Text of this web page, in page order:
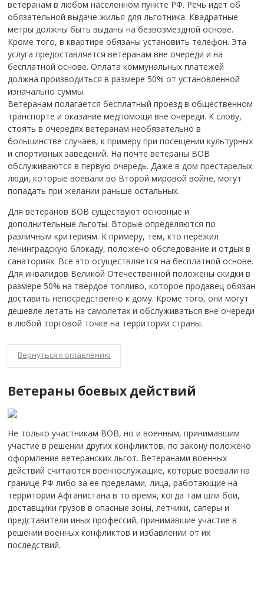
ветеранам в любом населенном пункте РФ. Речь идет об
обязательной выдаче жилья для льготника. Квадратные
метры должны быть выданы на безвозмездной основе.
Кроме того, в квартире обязаны установить телефон. Эта
услуга предоставляется ветеранам вне очереди и на
бесплатной основе. Оплата коммунальных платежей
должна производиться в размере 50% от установленной
изначально суммы.
Ветеранам полагается бесплатный проезд в общественном
транспорте и оказание медпомощи вне очереди. К слову,
стоять в очередях ветеранам необязательно в
большинстве случаев, к примеру при посещении культурных
и спортивных заведений. На почте ветераны ВОВ
обслуживаются в первую очередь. Даже в дом престарелых
люди, которые воевали во Второй мировой войне, могут
попадать при желании раньше остальных.
Для ветеранов ВОВ существуют основные и
дополнительные льготы. Вторые определяются по
различным критериям. К примеру, тем, кто пережил
ленинградскую блокаду, положено обследование и отдых в
санаториях. Все это осуществляется на бесплатной основе.
Для инвалидов Великой Отечественной положены скидки в
размере 50% на твердое топливо, которое продавец обязан
доставить непосредственно к дому. Кроме того, они могут
дешевле летать на самолетах и обслуживаться вне очереди
в любой торговой точке на территории страны.
Вернуться к оглавлению
Ветераны боевых действий
Не только участникам ВОВ, но и военным, принимавшим
участие в решении других конфликтов, по закону положено
оформление ветеранских льгот. Ветеранами военных
действий считаются военнослужащие, которые воевали на
границе РФ либо за ее пределами, лица, работающие на
территории Афганистана в то время, когда там шли бои,
доставщики грузов в опасные зоны, летчики, саперы и
представители иных профессий, принимавшие участие в
решении военных конфликтов и избавлении от их
последствий.